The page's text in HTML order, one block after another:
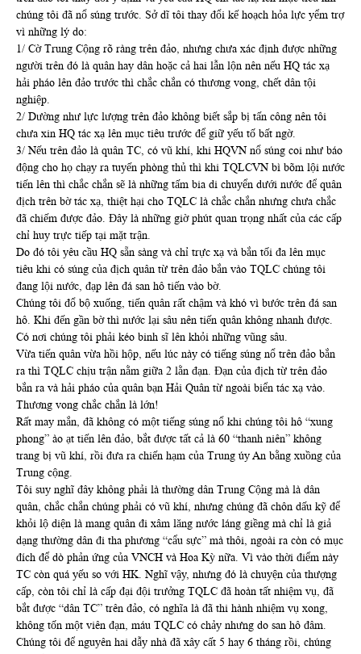
chúng tôi đã nổ súng trước. Sở dĩ tôi thay đổi kế hoạch hỏa lực yểm trợ
vì những lý do:
1/ Cờ Trung Cộng rõ ràng trên đảo, nhưng chưa xác định được những
người trên đó là quân hay dân hoặc cả hai lẫn lộn nên nếu HQ tác xạ
hải pháo lên đảo trước thì chắc chắn có thương vong, chết dân tội
nghiệp.
2/ Dường như lực lượng trên đảo không biết sắp bị tấn công nên tôi
chưa xin HQ tác xạ lên mục tiêu trước để giữ yếu tố bất ngờ.
3/ Nếu trên đảo là quân TC, có vũ khí, khi HQVN nổ súng coi như báo
động cho họ chạy ra tuyến phòng thủ thì khi TQLCVN bì bõm lội nước
tiến lên thì chắc chắn sẽ là những tấm bia di chuyển dưới nước để quân
địch trên bờ tác xạ, thiệt hại cho TQLC là chắc chắn nhưng chưa chắc
đã chiếm được đảo. Đây là những giờ phút quan trọng nhất của các cấp
chỉ huy trực tiếp tại mặt trận.
Do đó tôi yêu cầu HQ sẵn sàng và chỉ trực xạ và bắn tối đa lên mục
tiêu khi có súng của địch quân từ trên đảo bắn vào TQLC chúng tôi
đang lội nước, đạp lên đá san hô tiến vào bờ.
Chúng tôi đổ bộ xuống, tiến quân rất chậm và khó vì bước trên đá san
hô. Khi đến gần bờ thì nước lại sâu nên tiến quân không nhanh được.
Có nơi chúng tôi phải kéo binh sĩ lên khỏi những vũng sâu.
Vừa tiến quân vừa hồi hộp, nếu lúc này có tiếng súng nổ trên đảo bắn
ra thì TQLC chịu trận nằm giữa 2 lằn đạn. Đạn của địch từ trên đảo
bắn ra và hải pháo của quân bạn Hải Quân từ ngoài biển tác xạ vào.
Thương vong chắc chắn là lớn!
Rất may mắn, đã không có một tiếng súng nổ khi chúng tôi hô “xung
phong” ào ạt tiến lên đảo, bắt được tất cả là 60 “thanh niên” không
trang bị vũ khí, rồi đưa ra chiến hạm của Trung úy An bằng xuồng của
Trung cộng.
Tôi suy nghĩ đây không phải là thường dân Trung Cộng mà là dân
quân, chắc chắn chúng phải có vũ khí, nhưng chúng đã chôn dấu kỹ để
khỏi lộ diện là mang quân đi xâm lăng nước láng giềng mà chỉ là giả
dạng thường dân đi tha phương “cẩu sực” mà thôi, ngoài ra còn có mục
đích để dò phản ứng của VNCH và Hoa Kỳ nữa. Vì vào thời điểm này
TC còn quá yếu so với HK. Nghĩ vậy, nhưng đó là chuyện của thượng
cấp, còn tôi chỉ là cấp đại đội trưởng TQLC đã hoàn tất nhiệm vụ, đã
bắt được “dân TC” trên đảo, có nghĩa là đã thi hành nhiệm vụ xong,
không tốn một viên đạn, máu TQLC có chảy nhưng do san hô đâm.
Chúng tôi để nguyên hai dẫy nhà đã xây cất 5 hay 6 tháng rồi, chúng